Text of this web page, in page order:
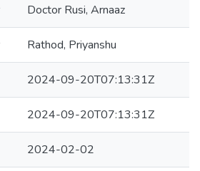
Doctor Rusi, Arnaaz
Rathod, Priyanshu
2024-09-20T07:13:31Z
2024-09-20T07:13:31Z
2024-02-02